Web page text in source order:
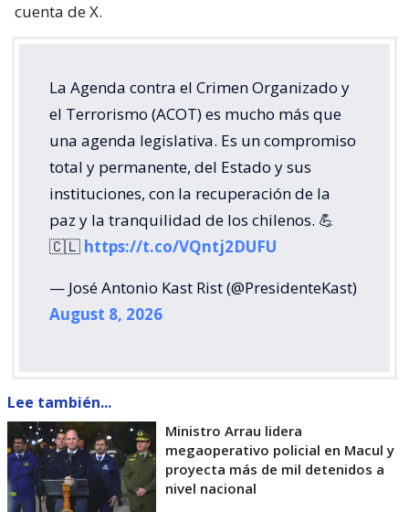
cuenta de X.
La Agenda contra el Crimen Organizado y
el Terrorismo (ACOT) es mucho más que
una agenda legislativa. Es un compromiso
total y permanente, del Estado y sus
instituciones, con la recuperación de la
paz y la tranquilidad de los chilenos. 💪
🇨🇱 https://t.co/VQntj2DUFU
— José Antonio Kast Rist (@PresidenteKast)
August 8, 2026
Lee también...
Ministro Arrau lidera
megaoperativo policial en Macul y
proyecta más de mil detenidos a
nivel nacional